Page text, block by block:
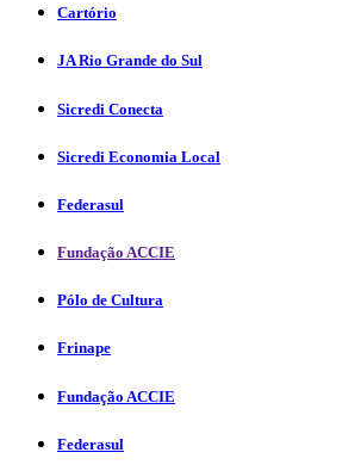
Cartório
JA Rio Grande do Sul
Sicredi Conecta
Sicredi Economia Local
Federasul
Fundação ACCIE
Pólo de Cultura
Frinape
Fundação ACCIE
Federasul